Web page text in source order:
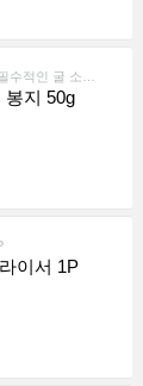
봉지 50g
이서 1P